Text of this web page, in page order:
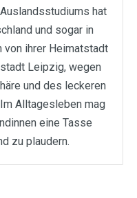
hat
und sogar in
von ihrer Heimatstadt
Leipzig, wegen
und des leckeren
Alltagesleben mag
eine Tasse
zu plaudern.